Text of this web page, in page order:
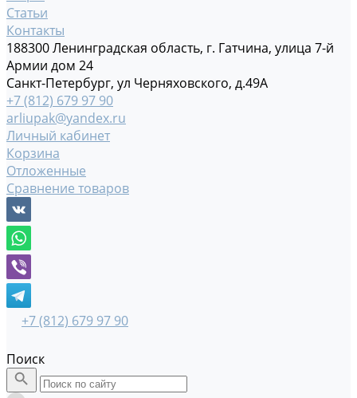
Статьи
Контакты
188300 Ленинградская область, г. Гатчина, улица 7-й
Армии дом 24
Санкт-Петербург, ул Черняховского, д.49А
+7 (812) 679 97 90
arliupak@yandex.ru
Личный кабинет
Корзина
Отложенные
Сравнение товаров
+7 (812) 679 97 90
Поиск